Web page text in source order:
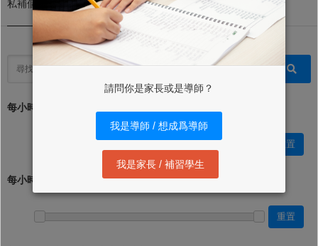
請問你是家長或是導師？
我是導師 / 想成爲導師
我是家長 / 補習學生
私補個案。
每小時學費 (最低)：*
重置
每小時學費 (最高)：
重置